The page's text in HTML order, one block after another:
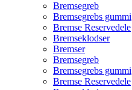
Bremsegreb
Bremsegrebs gummi
Bremse Reservedele
Bremseklodser
Bremser
Bremsegreb
Bremsegrebs gummi
Bremse Reservedele